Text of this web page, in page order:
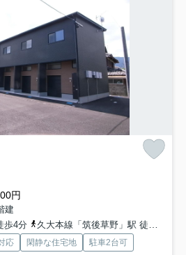
円
建
歩4分
久大本線「筑後草野」駅 徒歩79分
応 閑静な住宅地
駐車2台可